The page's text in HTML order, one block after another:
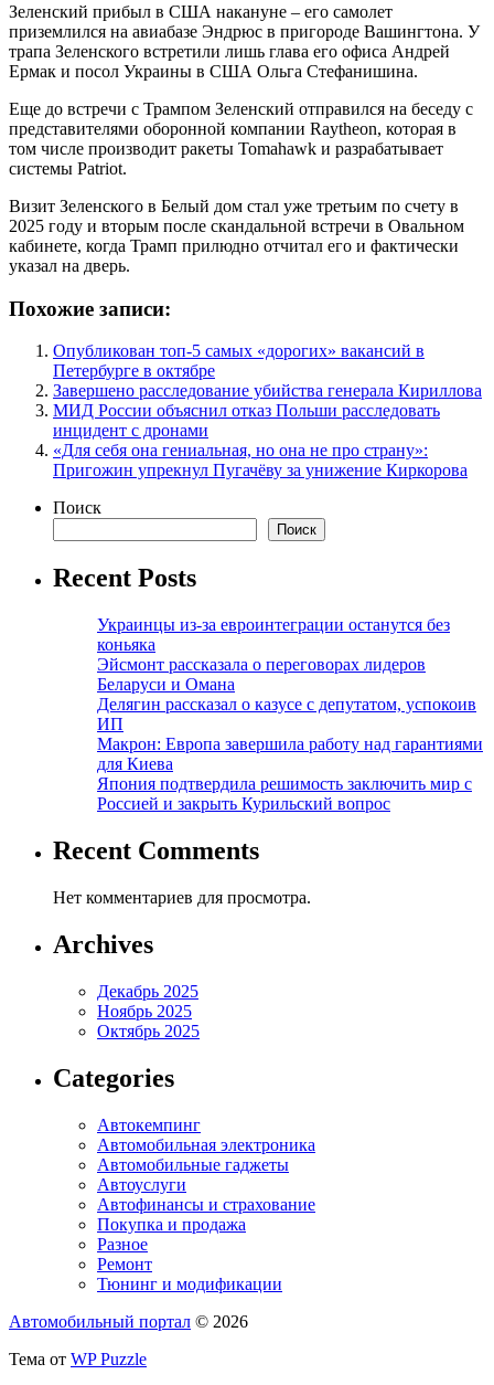
Зеленский прибыл в США накануне – его самолет
приземлился на авиабазе Эндрюс в пригороде Вашингтона. У
трапа Зеленского встретили лишь глава его офиса Андрей
Ермак и посол Украины в США Ольга Стефанишина.
Еще до встречи с Трампом Зеленский отправился на беседу с
представителями оборонной компании Raytheon, которая в
том числе производит ракеты Tomahawk и разрабатывает
системы Patriot.
Визит Зеленского в Белый дом стал уже третьим по счету в
2025 году и вторым после скандальной встречи в Овальном
кабинете, когда Трамп прилюдно отчитал его и фактически
указал на дверь.
Похожие записи:
Опубликован топ-5 самых «дорогих» вакансий в
Петербурге в октябре
Завершено расследование убийства генерала Кириллова
МИД России объяснил отказ Польши расследовать
инцидент с дронами
«Для себя она гениальная, но она не про страну»:
Пригожин упрекнул Пугачёву за унижение Киркорова
Поиск
Поиск
Recent Posts
Украинцы из-за евроинтеграции останутся без
коньяка
Эйсмонт рассказала о переговорах лидеров
Беларуси и Омана
Делягин рассказал о казусе с депутатом, успокоив
ИП
Макрон: Европа завершила работу над гарантиями
для Киева
Япония подтвердила решимость заключить мир с
Россией и закрыть Курильский вопрос
Recent Comments
Нет комментариев для просмотра.
Archives
Декабрь 2025
Ноябрь 2025
Октябрь 2025
Categories
Автокемпинг
Автомобильная электроника
Автомобильные гаджеты
Автоуслуги
Автофинансы и страхование
Покупка и продажа
Разное
Ремонт
Тюнинг и модификации
Автомобильный портал © 2026
Тема от WP Puzzle